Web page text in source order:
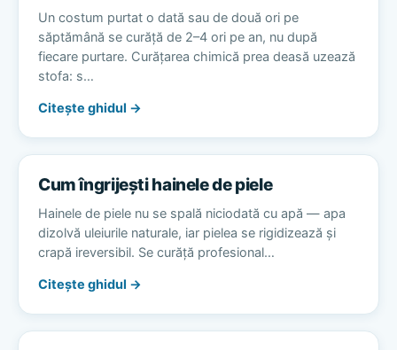
Un costum purtat o dată sau de două ori pe
săptămână se curăță de 2–4 ori pe an, nu după
fiecare purtare. Curățarea chimică prea deasă uzează
stofa: s…
Citește ghidul →
Cum îngrijești hainele de piele
Hainele de piele nu se spală niciodată cu apă — apa
dizolvă uleiurile naturale, iar pielea se rigidizează și
crapă ireversibil. Se curăță profesional…
Citește ghidul →